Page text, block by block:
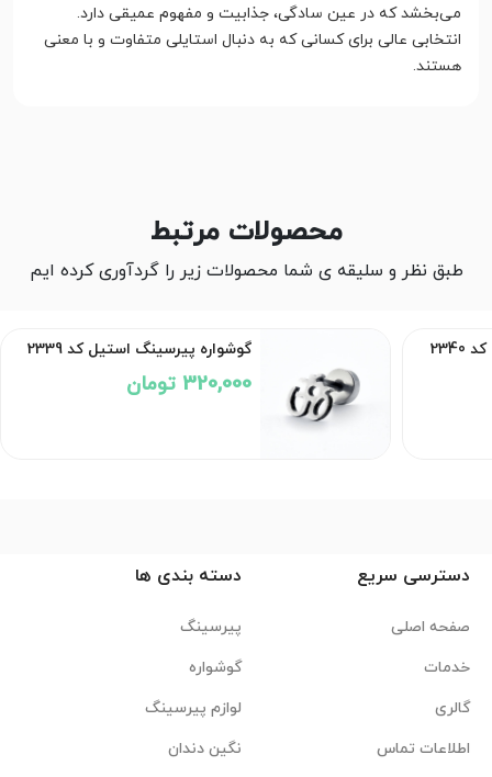
می‌بخشد که در عین سادگی، جذابیت و مفهوم عمیقی دارد.
انتخابی عالی برای کسانی که به دنبال استایلی متفاوت و با معنی
هستند.
محصولات مرتبط
طبق نظر و سلیقه ی شما محصولات زیر را گردآوری کرده ایم
گوشواره پیرسینگ استیل کد 2339
320,000 تومان
دسترسی سریع
صفحه اصلی
خدمات
گالری
اطلاعات تماس
دسته بندی ها
پیرسینگ
گوشواره
لوازم پیرسینگ
نگین دندان